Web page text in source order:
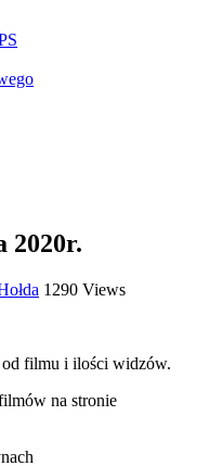
2020r.
1290 Views
od filmu i ilości widzów.
na stronie